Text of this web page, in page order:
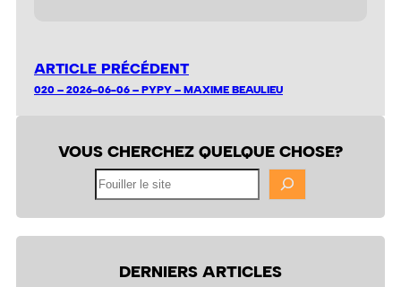
ARTICLE PRÉCÉDENT
020 – 2026-06-06 – PYPY – MAXIME BEAULIEU
VOUS CHERCHEZ QUELQUE CHOSE?
DERNIERS ARTICLES